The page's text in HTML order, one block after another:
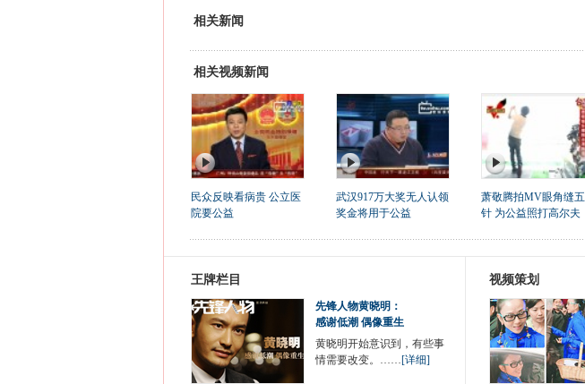
相关新闻
相关视频新闻
民众反映看病贵 公立医
院要公益
武汉917万大奖无人认领
奖金将用于公益
萧敬腾拍MV眼角缝五
针 为公益照打高尔夫
王牌栏目
先锋人物黄晓明：
感谢低潮 偶像重生
黄晓明开始意识到，有些事
情需要改变。……[详细]
视频策划